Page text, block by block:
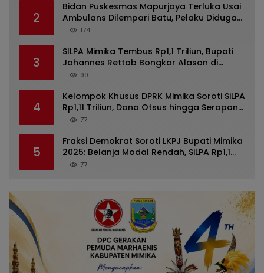
2
Bidan Puskesmas Mapurjaya Terluka Usai
Ambulans Dilempari Batu, Pelaku Diduga
Kelompok Mabuk di Jalan Poros Timika
174
3
SILPA Mimika Tembus Rp1,1 Triliun, Bupati
Johannes Rettob Bongkar Alasan di
Depan DPRK: Uang Tidak Hilang!
99
4
Kelompok Khusus DPRK Mimika Soroti SiLPA
Rp1,11 Triliun, Dana Otsus hingga Serapan
Belanja dalam Pandangan Umum LKPJ
77
5
Fraksi Demokrat Soroti LKPJ Bupati Mimika
2025: Belanja Modal Rendah, SiLPA Rp1,1
Triliun hingga Infrastruktur Tak Capai
77